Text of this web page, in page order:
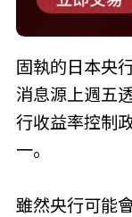
固執的日本央
消息源上週五
行收益率控制
一。
雖然央行可能